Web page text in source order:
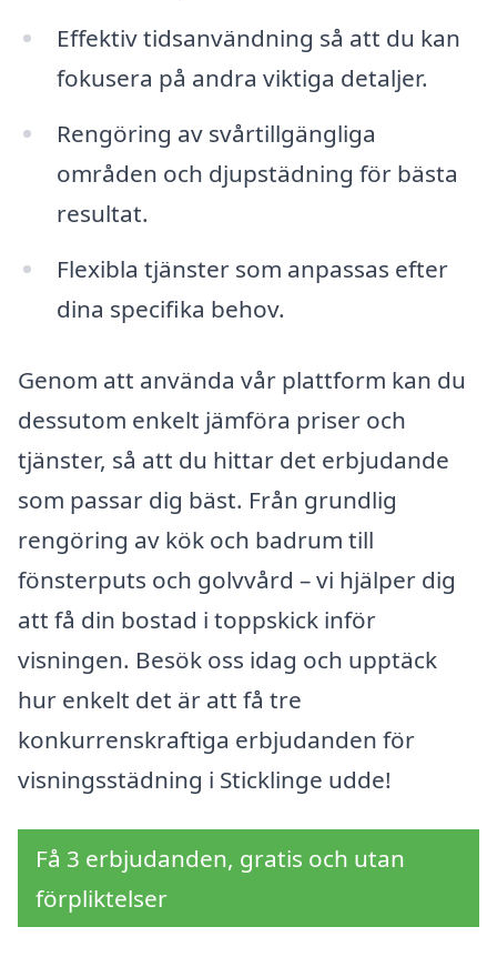
Effektiv tidsanvändning så att du kan
fokusera på andra viktiga detaljer.
Rengöring av svårtillgängliga
områden och djupstädning för bästa
resultat.
Flexibla tjänster som anpassas efter
dina specifika behov.
Genom att använda vår plattform kan du
dessutom enkelt jämföra priser och
tjänster, så att du hittar det erbjudande
som passar dig bäst. Från grundlig
rengöring av kök och badrum till
fönsterputs och golvvård – vi hjälper dig
att få din bostad i toppskick inför
visningen. Besök oss idag och upptäck
hur enkelt det är att få tre
konkurrenskraftiga erbjudanden för
visningsstädning i Sticklinge udde!
Få 3 erbjudanden, gratis och utan
förpliktelser